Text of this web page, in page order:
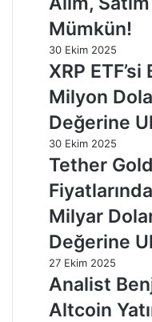
Mümkün!
30 Ekim 2025
XRP
Milyon
Değerine
30 Ekim 2025
Tether
Milyar
Değerine
27 Ekim 2025
Analist
Altcoin